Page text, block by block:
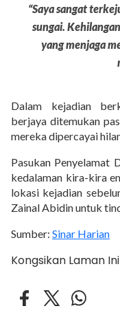
“Saya sangat
sungai.
yang menjaga
Dalam kejadian
berjaya ditemukan
mereka dipercayai
Pasukan Penyelamat
kedalaman kira-kira
lokasi kejadian
Zainal Abidin untuk
Sumber: Sinar Harian
Kongsikan Laman Ini